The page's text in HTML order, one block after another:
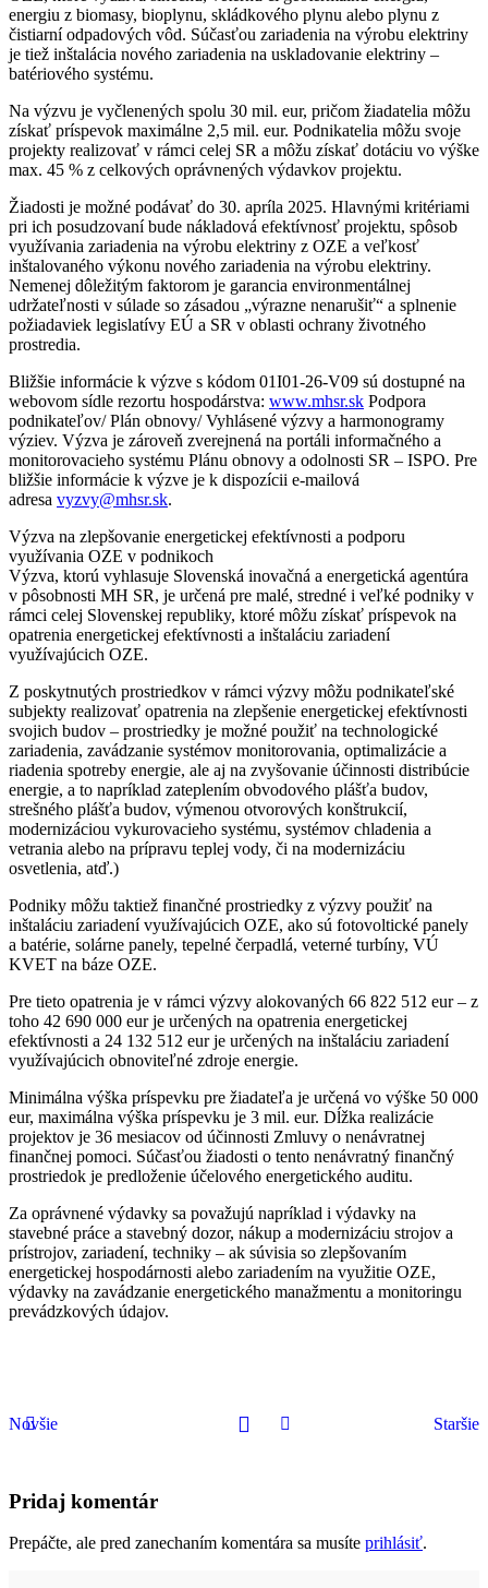
energiu z biomasy, bioplynu, skládkového plynu alebo plynu z
čistiarní odpadových vôd. Súčasťou zariadenia na výrobu elektriny
je tiež inštalácia nového zariadenia na uskladovanie elektriny –
batériového systému.
Na výzvu je vyčlenených spolu 30 mil. eur, pričom žiadatelia môžu
získať príspevok maximálne 2,5 mil. eur. Podnikatelia môžu svoje
projekty realizovať v rámci celej SR a môžu získať dotáciu vo výške
max. 45 % z celkových oprávnených výdavkov projektu.
Žiadosti je možné podávať do 30. apríla 2025. Hlavnými kritériami
pri ich posudzovaní bude nákladová efektívnosť projektu, spôsob
využívania zariadenia na výrobu elektriny z OZE a veľkosť
inštalovaného výkonu nového zariadenia na výrobu elektriny.
Nemenej dôležitým faktorom je garancia environmentálnej
udržateľnosti v súlade so zásadou „výrazne nenarušiť“ a splnenie
požiadaviek legislatívy EÚ a SR v oblasti ochrany životného
prostredia.
Bližšie informácie k výzve s kódom 01I01-26-V09 sú dostupné na
webovom sídle rezortu hospodárstva: www.mhsr.sk Podpora
podnikateľov/ Plán obnovy/ Vyhlásené výzvy a harmonogramy
výziev. Výzva je zároveň zverejnená na portáli informačného a
monitorovacieho systému Plánu obnovy a odolnosti SR – ISPO. Pre
bližšie informácie k výzve je k dispozícii e-mailová
adresa vyzvy@mhsr.sk.
Výzva na zlepšovanie energetickej efektívnosti a podporu
využívania OZE v podnikoch
Výzva, ktorú vyhlasuje Slovenská inovačná a energetická agentúra
v pôsobnosti MH SR, je určená pre malé, stredné i veľké podniky v
rámci celej Slovenskej republiky, ktoré môžu získať príspevok na
opatrenia energetickej efektívnosti a inštaláciu zariadení
využívajúcich OZE.
Z poskytnutých prostriedkov v rámci výzvy môžu podnikateľské
subjekty realizovať opatrenia na zlepšenie energetickej efektívnosti
svojich budov – prostriedky je možné použiť na technologické
zariadenia, zavádzanie systémov monitorovania, optimalizácie a
riadenia spotreby energie, ale aj na zvyšovanie účinnosti distribúcie
energie, a to napríklad zateplením obvodového plášťa budov,
strešného plášťa budov, výmenou otvorových konštrukcií,
modernizáciou vykurovacieho systému, systémov chladenia a
vetrania alebo na prípravu teplej vody, či na modernizáciu
osvetlenia, atď.)
Podniky môžu taktiež finančné prostriedky z výzvy použiť na
inštaláciu zariadení využívajúcich OZE, ako sú fotovoltické panely
a batérie, solárne panely, tepelné čerpadlá, veterné turbíny, VÚ
KVET na báze OZE.
Pre tieto opatrenia je v rámci výzvy alokovaných 66 822 512 eur – z
toho 42 690 000 eur je určených na opatrenia energetickej
efektívnosti a 24 132 512 eur je určených na inštaláciu zariadení
využívajúcich obnoviteľné zdroje energie.
Minimálna výška príspevku pre žiadateľa je určená vo výške 50 000
eur, maximálna výška príspevku je 3 mil. eur. Dĺžka realizácie
projektov je 36 mesiacov od účinnosti Zmluvy o nenávratnej
finančnej pomoci. Súčasťou žiadosti o tento nenávratný finančný
prostriedok je predloženie účelového energetického auditu.
Za oprávnené výdavky sa považujú napríklad i výdavky na
stavebné práce a stavebný dozor, nákup a modernizáciu strojov a
prístrojov, zariadení, techniky – ak súvisia so zlepšovaním
energetickej hospodárnosti alebo zariadením na využitie OZE,
výdavky na zavádzanie energetického manažmentu a monitoringu
prevádzkových údajov.
Novšie Staršie
Pridaj komentár
Prepáčte, ale pred zanechaním komentára sa musíte prihlásiť.